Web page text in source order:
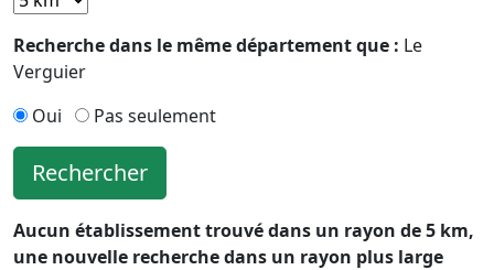
Recherche dans le même département que : Le
Verguier
Oui
Pas seulement
Rechercher
Aucun établissement trouvé dans un rayon de 5 km,
une nouvelle recherche dans un rayon plus large